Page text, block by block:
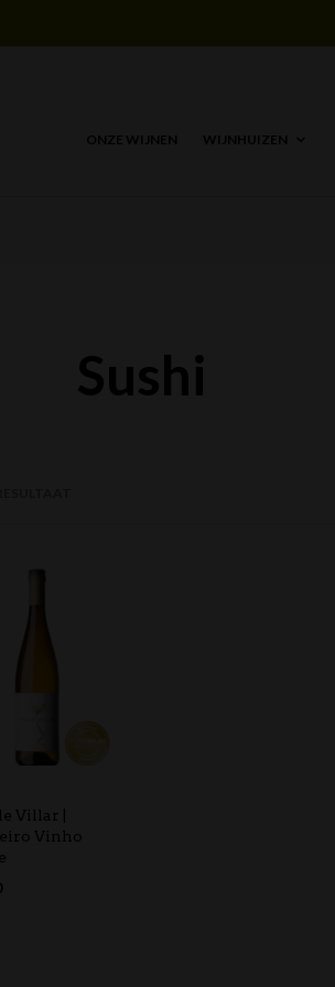
ONZE WIJNEN WIJNHUIZEN
Sushi
Villar |
Vinho